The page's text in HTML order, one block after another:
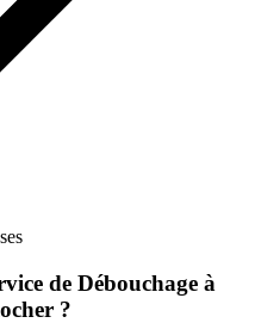
de Débouchage à
?